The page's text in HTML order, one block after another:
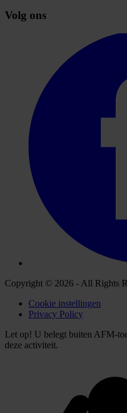
Volg ons
Copyright © 2026 - All Rights
Cookie instellingen
Privacy Policy
Let op! U belegt buiten AFM-
deze activiteit.